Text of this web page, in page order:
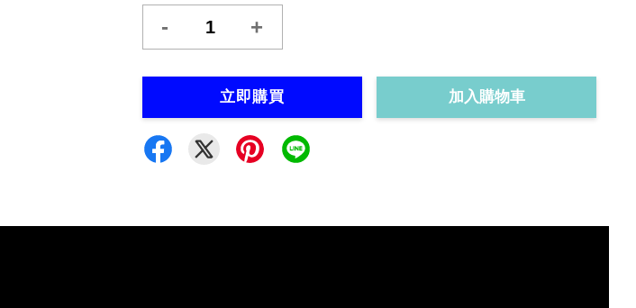
- +
立即購買 加入購物車